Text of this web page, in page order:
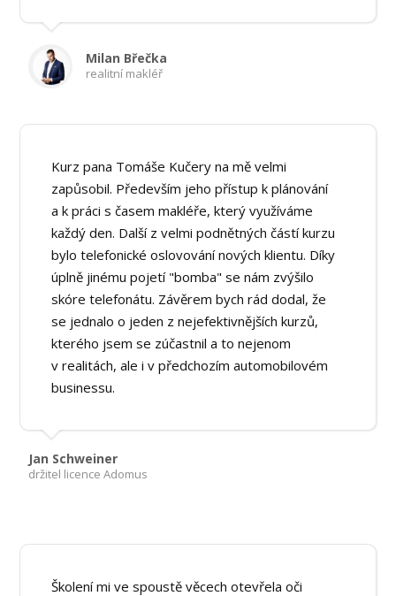
Milan Břečka
realitní makléř
Kurz pana Tomáše Kučery na mě velmi
zapůsobil. Především jeho přístup k plánování
a k práci s časem makléře, který využíváme
každý den. Další z velmi podnětných částí kurzu
bylo telefonické oslovování nových klientu. Díky
úplně jinému pojetí "bomba" se nám zvýšilo
skóre telefonátu. Závěrem bych rád dodal, že
se jednalo o jeden z nejefektivnějších kurzů,
kterého jsem se zúčastnil a to nejenom
v realitách, ale i v předchozím automobilovém
businessu.
Jan Schweiner
držitel licence Adomus
Školení mi ve spoustě věcech otevřela oči